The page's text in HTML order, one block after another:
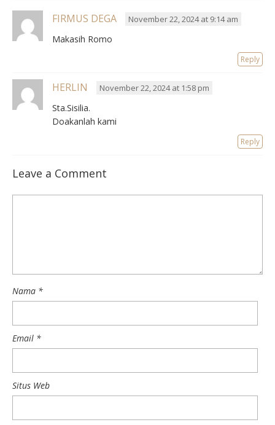
FIRMUS DEGA November 22, 2024 at 9:14 am
Makasih Romo
Reply
HERLIN November 22, 2024 at 1:58 pm
Sta.Sisilia.
Doakanlah kami
Reply
Leave a Comment
Nama *
Email *
Situs Web